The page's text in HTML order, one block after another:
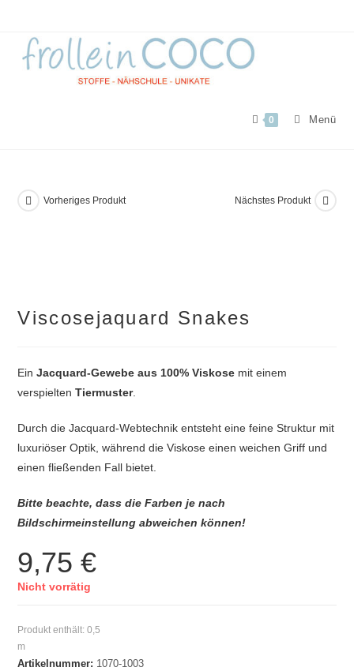
springen
0 Menü
Vorheriges Produkt Nächstes Produkt
Viscosejaquard Snakes
EinJacquard-Gewebe aus 100% Viskose mit einem
verspieltenTiermuster.
Durch die Jacquard-Webtechnik entsteht eine feine Struktur mit
luxuriöser Optik, während die Viskose einen weichen Griff und
einen fließenden Fall bietet.
Bitte beachte, dass die Farben je nach
Bildschirmeinstellung abweichen können!
9,75€
Nicht vorrätig
Produkt enthält: 0,5
m
Artikelnummer: 1070-1003